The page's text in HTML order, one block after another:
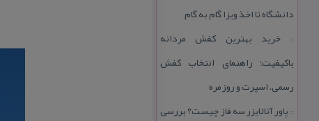
دانشگاه تا اخذ ویزا گام به گام
::خرید بهترین كفش مردانه
باكیفیت؛ راهنمای انتخاب كفش
رسمی، اسپرت و روزمره
:: پاور آنالایزر سه فاز چیست؟ بررسی